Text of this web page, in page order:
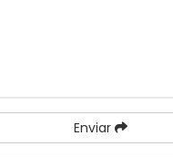
Enviar